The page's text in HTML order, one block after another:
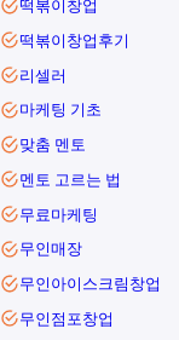
떡볶이창업
떡볶이창업후기
리셀러
마케팅 기초
맞춤 멘토
멘토 고르는 법
무료마케팅
무인매장
무인아이스크림창업
무인점포창업